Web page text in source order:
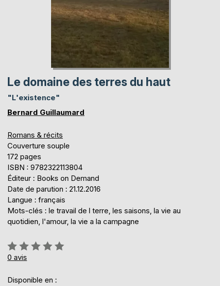
Le domaine des terres du haut
"L'existence"
Bernard Guillaumard
Romans & récits
Couverture souple
172 pages
ISBN : 9782322113804
Éditeur : Books on Demand
Date de parution : 21.12.2016
Langue : français
Mots-clés : le travail de l terre, les saisons, la vie au
quotidien, l'amour, la vie a la campagne
Évaluation:
0%
0 avis
Disponible en :